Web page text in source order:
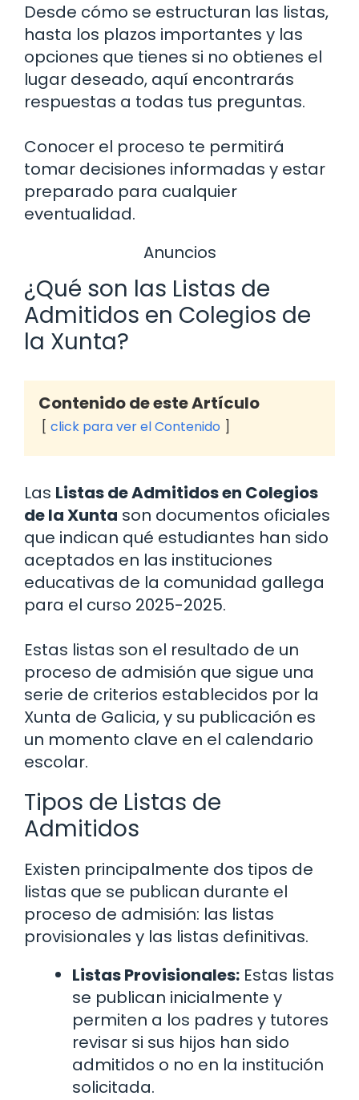
Desde cómo se estructuran las listas,
hasta los plazos importantes y las
opciones que tienes si no obtienes el
lugar deseado, aquí encontrarás
respuestas a todas tus preguntas.
Conocer el proceso te permitirá
tomar decisiones informadas y estar
preparado para cualquier
eventualidad.
Anuncios
¿Qué son las Listas de
Admitidos en Colegios de
la Xunta?
Contenido de este Artículo
click para ver el Contenido
Las Listas de Admitidos en Colegios
de la Xunta son documentos oficiales
que indican qué estudiantes han sido
aceptados en las instituciones
educativas de la comunidad gallega
para el curso 2025-2025.
Estas listas son el resultado de un
proceso de admisión que sigue una
serie de criterios establecidos por la
Xunta de Galicia, y su publicación es
un momento clave en el calendario
escolar.
Tipos de Listas de
Admitidos
Existen principalmente dos tipos de
listas que se publican durante el
proceso de admisión: las listas
provisionales y las listas definitivas.
Listas Provisionales: Estas listas
se publican inicialmente y
permiten a los padres y tutores
revisar si sus hijos han sido
admitidos o no en la institución
solicitada.